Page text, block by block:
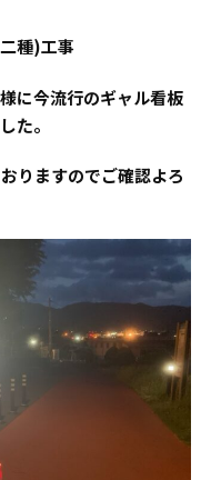
二種)工事
に今流行のギャル看板
た。
りますのでご確認よろ